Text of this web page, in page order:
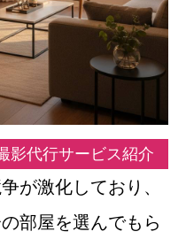
影代行サービス紹介
が激化しており、
部屋を選んでもら